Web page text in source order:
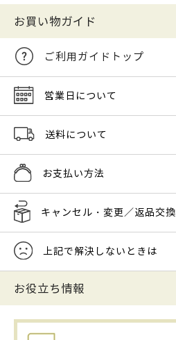
お買い物ガイド
ご利用ガイドトップ
営業日について
送料について
お支払い方法
キャンセル・変更／返品交換
上記で解決しないときは
お役立ち情報